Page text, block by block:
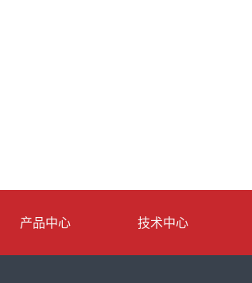
产品中心 技术中心